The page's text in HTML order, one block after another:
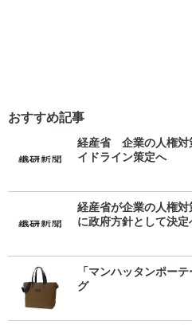
おすすめ記事
経産省 企業の人権対
イドライン策定へ
経産省が企業の人権
に政府方針として決定
「マンハッタンポー
グ